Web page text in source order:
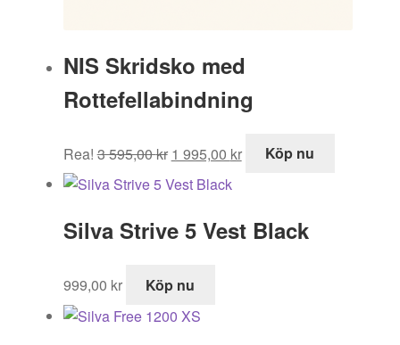
NIS Skridsko med
Rottefellabindning
Rea! 3 595,00kr
ursprungliga
priset
3
1 995,00 kr
nuvarande
1
Köp nu
Silva Strive 5 Vest Black
999,00 kr Köp nu